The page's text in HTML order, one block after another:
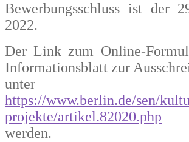
Bewerbungsschluss ist der
2022.
Der Link zum Online-
Informationsblatt zur
unter
https://www.berlin.de/sen/
projekte/artikel.82020.php
werden.